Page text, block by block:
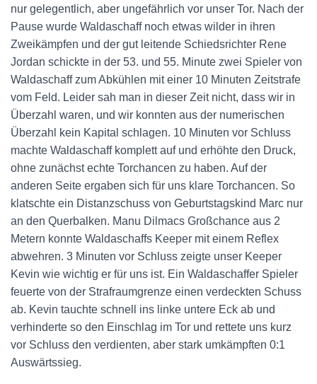
nur gelegentlich, aber ungefährlich vor unser Tor. Nach der
Pause wurde Waldaschaff noch etwas wilder in ihren
Zweikämpfen und der gut leitende Schiedsrichter Rene
Jordan schickte in der 53. und 55. Minute zwei Spieler von
Waldaschaff zum Abkühlen mit einer 10 Minuten Zeitstrafe
vom Feld. Leider sah man in dieser Zeit nicht, dass wir in
Überzahl waren, und wir konnten aus der numerischen
Überzahl kein Kapital schlagen. 10 Minuten vor Schluss
machte Waldaschaff komplett auf und erhöhte den Druck,
ohne zunächst echte Torchancen zu haben. Auf der
anderen Seite ergaben sich für uns klare Torchancen. So
klatschte ein Distanzschuss von Geburtstagskind Marc nur
an den Querbalken. Manu Dilmacs Großchance aus 2
Metern konnte Waldaschaffs Keeper mit einem Reflex
abwehren. 3 Minuten vor Schluss zeigte unser Keeper
Kevin wie wichtig er für uns ist. Ein Waldaschaffer Spieler
feuerte von der Strafraumgrenze einen verdeckten Schuss
ab. Kevin tauchte schnell ins linke untere Eck ab und
verhinderte so den Einschlag im Tor und rettete uns kurz
vor Schluss den verdienten, aber stark umkämpften 0:1
Auswärtssieg.